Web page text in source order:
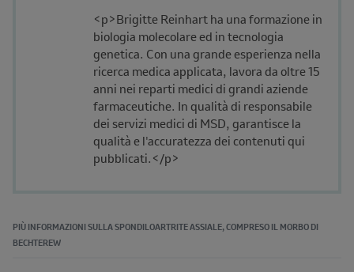
<p>Brigitte Reinhart ha una formazione in
biologia molecolare ed in tecnologia
genetica. Con una grande esperienza nella
ricerca medica applicata, lavora da oltre 15
anni nei reparti medici di grandi aziende
farmaceutiche. In qualità di responsabile
dei servizi medici di MSD, garantisce la
qualità e l'accuratezza dei contenuti qui
pubblicati.</p>
PIÙ INFORMAZIONI SULLA SPONDILOARTRITE ASSIALE, COMPRESO IL MORBO DI
BECHTEREW